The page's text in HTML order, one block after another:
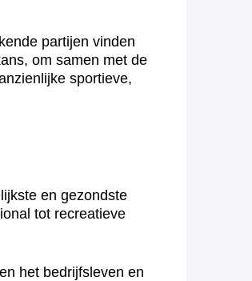
partijen vinden
om samen met de
sportieve,
en gezondste
tot recreatieve
het bedrijfsleven en